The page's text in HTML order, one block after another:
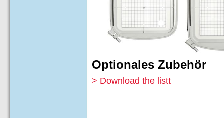
Optionales Zubehör
> Download the listt